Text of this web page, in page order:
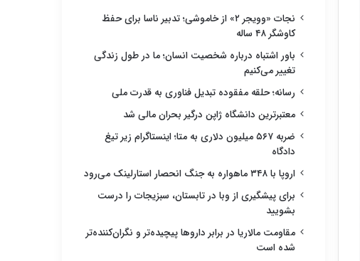
نجات «وویجر ۲» از خاموشی؛ تدبیر ناسا برای حفظ
کاوشگر ۴۸ ساله
باور اشتباه درباره شخصیت انسان؛ ما در طول زندگی
تغییر می‌کنیم
رسانه؛ حلقه مفقوده تبدیل فناوری به قدرت ملی
معتبرترین دانشگاه ژاپن درگیر بحران مالی شد
ضربه ۵۶۷ میلیون دلاری به متا؛ اینستاگرام زیر تیغ
دادگاه
اروپا با ۳۴۸ ماهواره به جنگ انحصار استارلینک می‌رود
برای پیشگیری از وبا در تابستان، سبزیجات را درست
بشویید
مقاومت مالاریا در برابر داروها پیچیده‌تر و نگران‌کننده‌تر
شده است